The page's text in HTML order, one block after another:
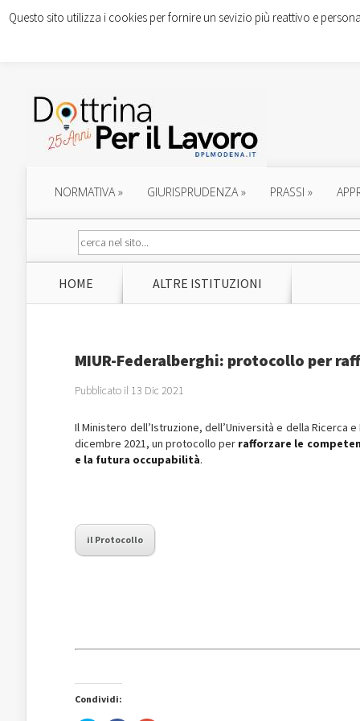
NORMATIVA» GIURISPRUDENZA» PRASSI »
HOME ALTRE ISTITUZIONI
MIUR-Federalberghi: protocollo per
Pubblicato il 13 Dic 2021
Il Ministero dell’Istruzione, dell’Università e della Ricerca
dicembre 2021, un protocollo per rafforzare le
e la futura occupabilità.
il Protocollo
Condividi:
Questo sito utilizza i cookies per fornire un sevizio più reattivo e